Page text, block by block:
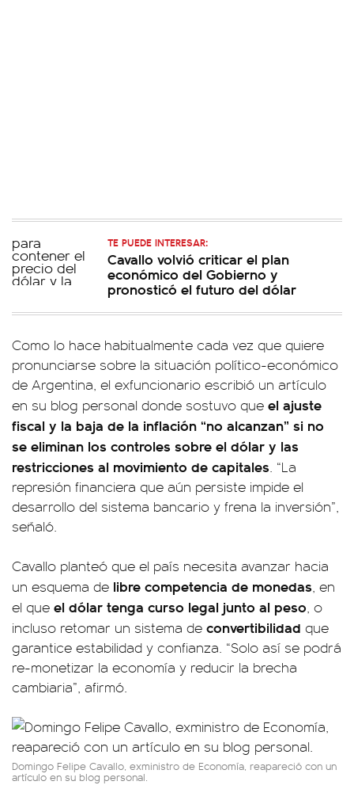
TE PUEDE INTERESAR:
Cavallo volvió criticar el plan
económico del Gobierno y
pronosticó el futuro del dólar
Como lo hace habitualmente cada vez que quiere
pronunciarse sobre la situación político-económico
de Argentina, el exfuncionario escribió un artículo
en su blog personal donde sostuvo que el ajuste
fiscal y la baja de la inflación “no alcanzan” si no
se eliminan los controles sobre el dólar y las
restricciones al movimiento de capitales. “La
represión financiera que aún persiste impide el
desarrollo del sistema bancario y frena la inversión”,
señaló.
Cavallo planteó que el país necesita avanzar hacia
un esquema de libre competencia de monedas, en
el que el dólar tenga curso legal junto al peso, o
incluso retomar un sistema de convertibilidad que
garantice estabilidad y confianza. “Solo así se podrá
re-monetizar la economía y reducir la brecha
cambiaria”, afirmó.
Domingo Felipe Cavallo, exministro de Economía, reapareció con un
artículo en su blog personal.